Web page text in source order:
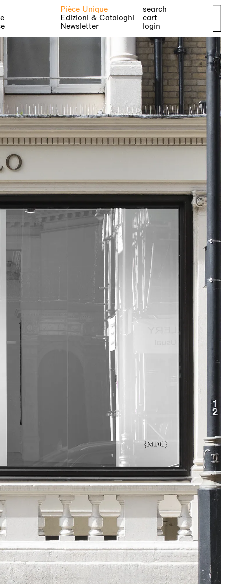
Pièce Unique
Edizioni & Cataloghi
Newsletter
search
cart
login